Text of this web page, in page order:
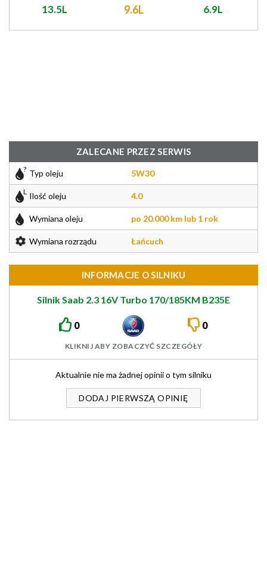
13.5L 9.6L 6.9L
ZALECANE PRZEZ SERWIS
Typ oleju 5W30
Ilość oleju 4.0
Wymiana oleju po 20.000 km lub 1 rok
Wymiana rozrządu Łańcuch
INFORMACJE O SILNIKU
Silnik Saab 2.3 16V Turbo 170/185KM B235E
0 0
KLIKNIJ ABY ZOBACZYĆ SZCZEGÓŁY
Aktualnie nie ma żadnej opinii o tym silniku
DODAJ PIERWSZĄ OPINIĘ